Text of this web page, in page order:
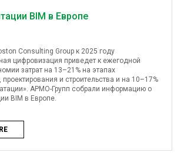
BIM в Европе
Consulting Group к 2025 году
цифровизация приведет к ежегодной
затрат на 13–21% на этапах
проектирования и строительства и на 10–17%
АРМО-Групп собрали информацию о
BIM в Европе.